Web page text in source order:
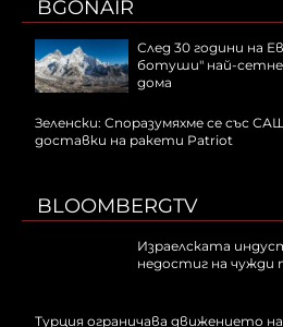
BGONAIR
След 30 години на
ботуши" най-сетне
дома
Зеленски: Споразумяхме се със
доставки на ракети Patriot
BLOOMBERGTV
Израелската
недостиг на чужди
Турция ограничава движението